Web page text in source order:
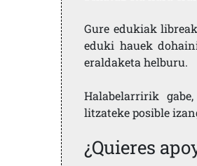
Gure edukiak
eduki hauek
eraldaketa helburu.
Halabelarririk
litzateke posible
¿Quieres